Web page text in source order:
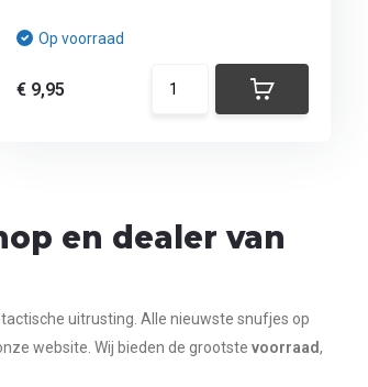
Op voorraad
€ 9,95
en dealer van
uitrusting. Alle nieuwste snufjes op
website. Wij bieden de grootste voorraad,